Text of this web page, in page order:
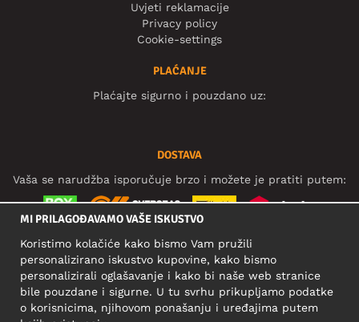
Uvjeti reklamacije
Privacy policy
Cookie-settings
PLAĆANJE
Plaćajte sigurno i pouzdano uz:
DOSTAVA
Vaša se narudžba isporučuje brzo i možete je pratiti putem:
DRUŠTVENE MREŽE
POSLOVNA ADRESA
MI PRILAGOĐAVAMO VAŠE ISKUSTVO
Koristimo kolačiće kako bismo Vam pružili
personalizirano iskustvo kupovine, kako bismo
personalizirali oglašavanje i kako bi naše web stranice
bile pouzdane i sigurne. U tu svrhu prikupljamo podatke
o korisnicima, njihovom ponašanju i uređajima putem